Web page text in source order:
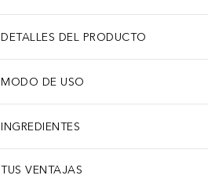
DETALLES DEL PRODUCTO
MODO DE USO
INGREDIENTES
TUS VENTAJAS